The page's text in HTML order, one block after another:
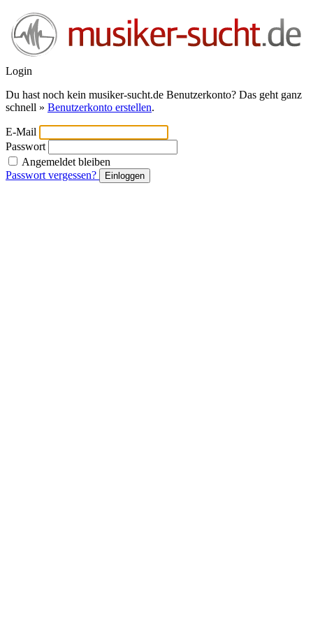
Login
Du hast noch kein musiker-sucht.de Benutzerkonto? Das geht ganz
schnell » Benutzerkonto erstellen.
E-Mail
Passwort
Angemeldet bleiben
Passwort vergessen?
Einloggen